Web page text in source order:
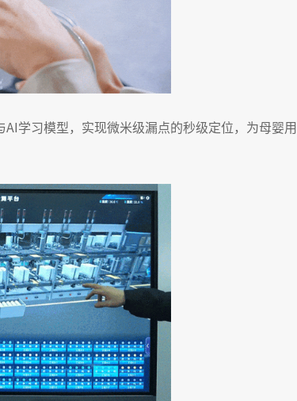
学习模型，实现微米级漏点的秒级定位，为母婴用